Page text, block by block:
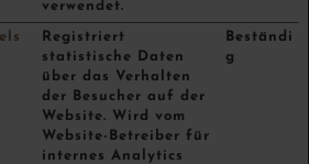
verwendet.
Registriert
statistische Daten
über das Verhalten
der Besucher auf der
Website. Wird vom
Website-Betreiber für
internes Analytics
Beständi
g